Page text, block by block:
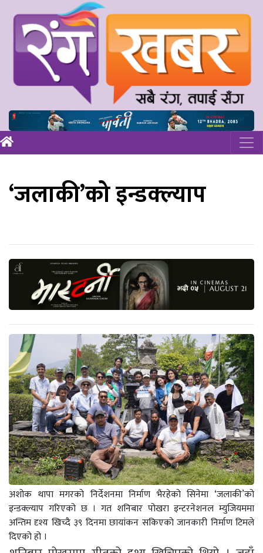
‘जलाकी’को इन्डक्ल्याप
अशोक थापा मगरको निर्देशनमा निर्माण भैरहेको सिनेमा ‘जलाकी’को
इन्डक्ल्याप गरिएको छ । गत शनिबार पोखरा इन्टरनेशनल म्युजियममा
अन्तिम दृश्य खिच्दै ३९ दिनमा छायांकन सकिएको जानकारी निर्माण टिमले
दिएको हो ।